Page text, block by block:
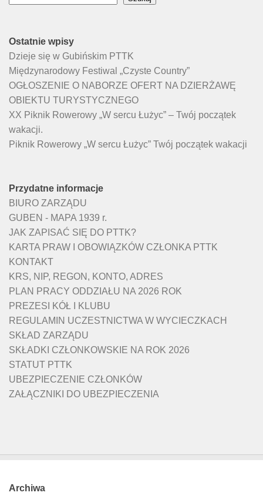
Ostatnie wpisy
Dzieje się w Gubińskim PTTK
Międzynarodowy Festiwal „Czyste Country”
OGŁOSZENIE O NABORZE OFERT NA DZIERŻAWĘ
OBIEKTU TURYSTYCZNEGO
XX Piknik Rowerowy „W sercu Łużyc” – Twój początek
wakacji.
Piknik Rowerowy „W sercu Łużyc” Twój początek wakacji
Przydatne informacje
BIURO ZARZĄDU
GUBEN - MAPA 1939 r.
JAK ZAPISAĆ SIĘ DO PTTK?
KARTA PRAW I OBOWIĄZKÓW CZŁONKA PTTK
KONTAKT
KRS, NIP, REGON, KONTO, ADRES
PLAN PRACY ODDZIAŁU NA 2026 ROK
PREZESI KÓŁ I KLUBU
REGULAMIN UCZESTNICTWA W WYCIECZKACH
SKŁAD ZARZĄDU
SKŁADKI CZŁONKOWSKIE NA ROK 2026
STATUT PTTK
UBEZPIECZENIE CZŁONKÓW
ZAŁĄCZNIKI DO UBEZPIECZENIA
Archiwa